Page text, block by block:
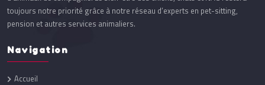
toujours notre priorité grâce à notre réseau d’experts en pet-sitting,
pension et autres services animaliers.
Navigation
Accueil